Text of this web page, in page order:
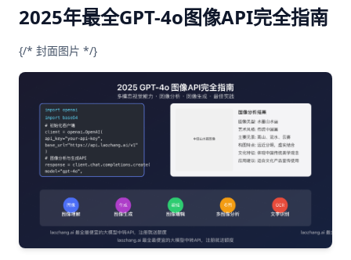
2025年最全GPT-4o图像API完全指南
{/* 封面图片 */}